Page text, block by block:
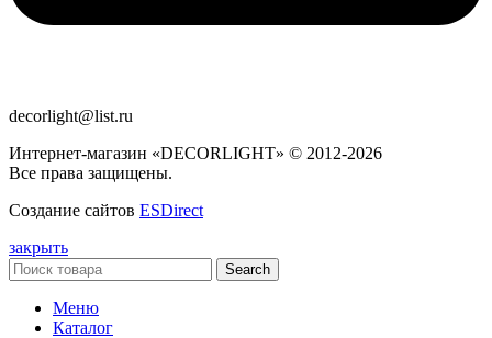
decorlight@list.ru
Интернет-магазин «DECORLIGHT» © 2012-2026
Все права защищены.
Создание сайтов ESDirect
закрыть
Search
Меню
Каталог